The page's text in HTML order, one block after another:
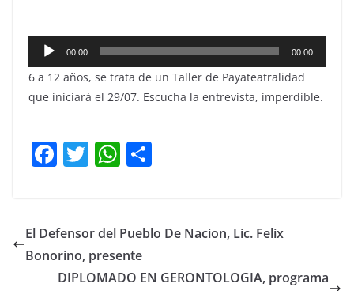
Reproductor
de
audio
00:00 00:00
6 a 12 años, se trata de un Taller de Payateatralidad
que iniciará el 29/07. Escucha la entrevista, imperdible.
F
e
b
o
T
er
W
s
A
p
p
tir
El Defensor del Pueblo De Nacion, Lic. Felix
Bonorino, presente
DIPLOMADO EN GERONTOLOGIA, programa